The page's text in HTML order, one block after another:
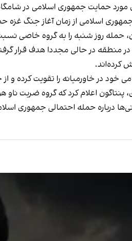
اسلامی در شامگاه دوشنبه ۱۵ مرداد به پایگاه عین‌الاسد در عراق، پنج سرباز و
اسلامی از زمان آغاز جنگ غزه
حمله روز شنبه را به گروه خاصی
در منطقه در حالی مجددا هدف قرار
کرده‌اند.
خود در خاورمیانه را تقویت کرده
پنتاگون اعلام کرد که گروه ضربت
درباره حمله احتمالی جمهوری